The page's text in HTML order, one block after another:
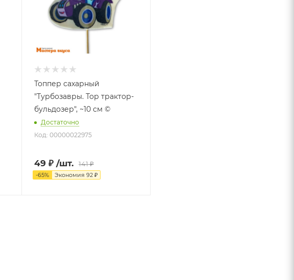
Топпер сахарный
"Турбозавры. Тор трактор-
бульдозер", ~10 см ©
Достаточно
Код: 00000022975
49 ₽ /шт. 141₽
-65% Экономия 92 ₽